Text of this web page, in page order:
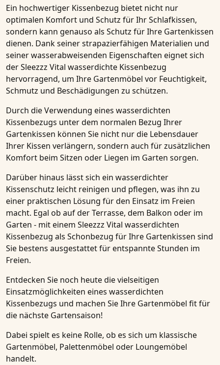
Ein hochwertiger Kissenbezug bietet nicht nur
optimalen Komfort und Schutz für IhrSchlafkissen,
sondern kann genauso als Schutz für Ihre Gartenkissen
dienen. Dank seiner strapazierfähigen Materialien und
seiner wasserabweisenden Eigenschaften eignet sich
derSleezzz Vital wasserdichte Kissenbezug
hervorragend, um Ihre Gartenmöbel vor Feuchtigkeit,
Schmutz und Beschädigungen zu schützen.
Durch die Verwendung eines wasserdichten
Kissenbezugs unter dem normalen Bezug Ihrer
Gartenkissen können Sie nicht nur die Lebensdauer
Ihrer Kissen verlängern, sondern auch für zusätzlichen
Komfort beim Sitzen oder Liegen im Garten sorgen.
Darüber hinaus lässt sich ein wasserdichter
Kissenschutz leicht reinigen und pflegen, was ihn zu
einer praktischen Lösung für den Einsatz im Freien
macht. Egal ob auf der Terrasse, dem Balkon oder im
Garten - mit einem Sleezzz Vital wasserdichten
Kissenbezug als Schonbezug für Ihre Gartenkissen sind
Sie bestens ausgestattet für entspannte Stunden im
Freien.
Entdecken Sie noch heute die vielseitigen
Einsatzmöglichkeiten eines wasserdichten
Kissenbezugs und machen Sie Ihre Gartenmöbel fit für
die nächste Gartensaison!
Dabei spielt es keine Rolle, ob es sich um klassische
Gartenmöbel, Palettenmöbel oder Loungemöbel
handelt.